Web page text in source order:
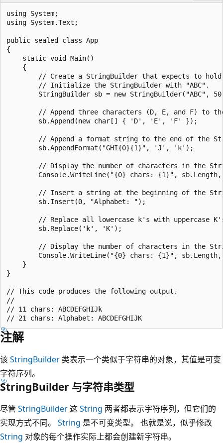
using System;
using System.Text;
public sealed class App
{
    static void Main()
    {
// Create a StringBuilder that expects to
        // Initialize the StringBuilder with "ABC".
StringBuilder sb = new StringBuilder("ABC",
// Append three characters (D, E, and F) to
        sb.Append(new char[] { 'D', 'E', 'F' });
// Append a format string to the end of the
        sb.AppendFormat("GHI{0}{1}", 'J', 'k');
// Display the number of characters in the
Console.WriteLine("{0} chars: {1}",
// Insert a string at the beginning of the
        sb.Insert(0, "Alphabet: ");
// Replace all lowercase k's with uppercase
        sb.Replace('k', 'K');
// Display the number of characters in the
Console.WriteLine("{0} chars: {1}",
    }
}
// This code produces the following output.
//
// 11 chars: ABCDEFGHIJk
注解
该 StringBuilder 类表示一个类似于字符串的对象，其值是可变
字符序列。
StringBuilder 与字符串类型
尽管 StringBuilder这String 两者都表示字符序列，但它们的
实现方式不同。 String 是不可变类型。 也就是说，似乎修改
String 对象的每个操作实际上都会创建新字符串。